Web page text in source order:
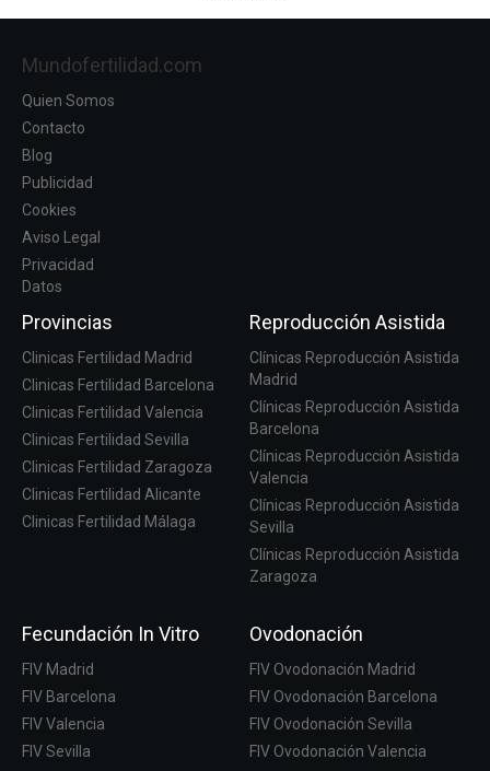
Mundofertilidad.com
Quien Somos
Contacto
Blog
Publicidad
Cookies
Aviso Legal
Privacidad
Datos
Provincias
Clinicas Fertilidad Madrid
Clinicas Fertilidad Barcelona
Clinicas Fertilidad Valencia
Clinicas Fertilidad Sevilla
Clinicas Fertilidad Zaragoza
Clinicas Fertilidad Alicante
Clinicas Fertilidad Málaga
Reproducción Asistida
Clínicas Reproducción Asistida
Madrid
Clínicas Reproducción Asistida
Barcelona
Clínicas Reproducción Asistida
Valencia
Clínicas Reproducción Asistida
Sevilla
Clínicas Reproducción Asistida
Zaragoza
Fecundación In Vitro
FIV Madrid
FIV Barcelona
FIV Valencia
FIV Sevilla
Ovodonación
FIV Ovodonación Madrid
FIV Ovodonación Barcelona
FIV Ovodonación Sevilla
FIV Ovodonación Valencia